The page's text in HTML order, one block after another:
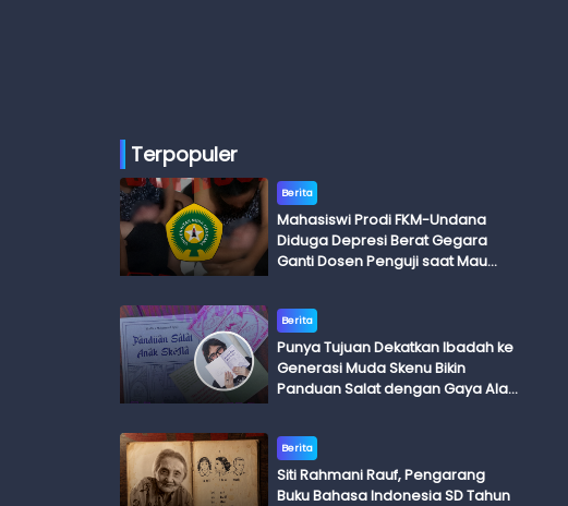
Terpopuler
Berita
Mahasiswi Prodi FKM-Undana
Diduga Depresi Berat Gegara
Ganti Dosen Penguji saat Mau
Berita
Punya Tujuan Dekatkan Ibadah ke
Generasi Muda Skenu Bikin
Panduan Salat dengan Gaya Ala
Berita
Siti Rahmani Rauf, Pengarang
Buku Bahasa Indonesia SD Tahun